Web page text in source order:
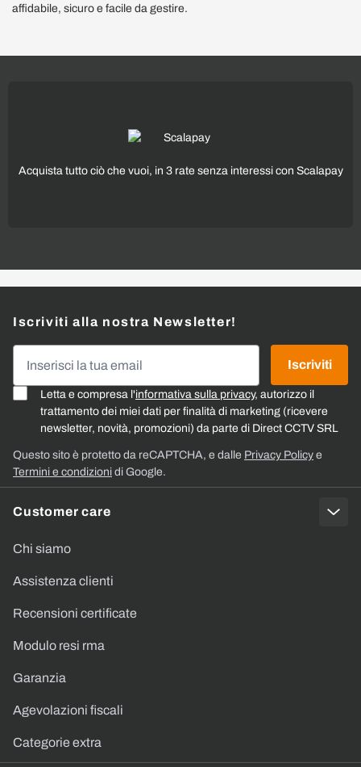
affidabile, sicuro e facile da gestire.
Acquista tutto ciò che vuoi, in 3 rate senza interessi con Scalapay
Customer care
Chi siamo
Assistenza clienti
Recensioni certificate
Modulo resi rma
Garanzia
Agevolazioni fiscali
Categorie extra
Iscriviti alla nostra Newsletter!
Letta e compresa l'informativa sulla privacy, autorizzo il
trattamento dei miei dati per finalità di marketing (ricevere
newsletter, novità, promozioni) da parte di Direct CCTV SRL
Iscriviti
Questo sito è protetto da reCAPTCHA, e dalle Privacy Policy e
Termini e condizioni di Google.